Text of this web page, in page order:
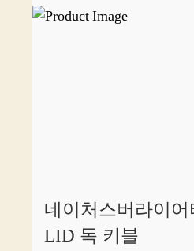
네이처스버라이
LID 독 키블